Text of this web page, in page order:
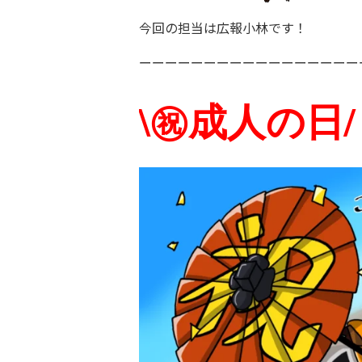
今回の担当は広報小林です！
ーーーーーーーーーーーーーーーー
\㊗成人の日/